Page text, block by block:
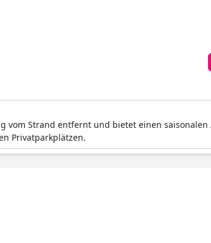
vom Strand entfernt und bietet einen
Privatparkplätzen.